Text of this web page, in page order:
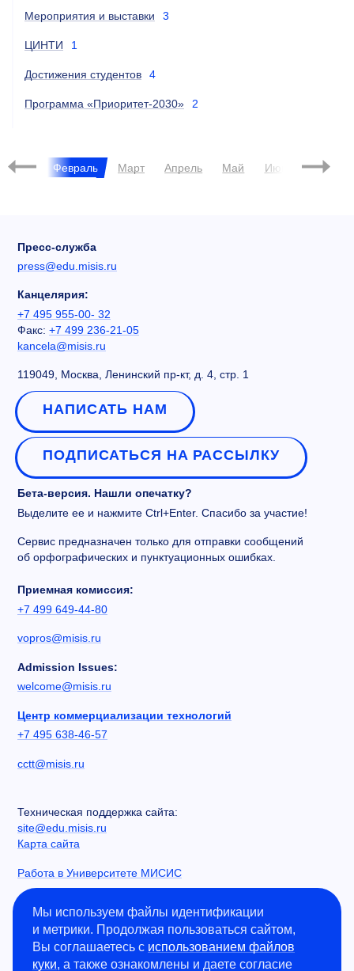
Мероприятия и выставки 3
ЦИНТИ 1
Достижения студентов 4
Программа «Приоритет-2030» 2
Февраль Март Апрель Май Июнь Июль
Пресс-служба
press@edu.misis.ru
Канцелярия:
+7 495 955-00- 32
Факс: +7 499 236-21-05
kancela@misis.ru
119049, Москва, Ленинский пр-кт, д. 4, стр. 1
НАПИСАТЬ НАМ
ПОДПИСАТЬСЯ НА РАССЫЛКУ
Бета-версия. Нашли опечатку?
Выделите ее и нажмите Ctrl+Enter. Спасибо за участие!
Сервис предназначен только для отправки сообщений
об орфографических и пунктуационных ошибках.
Приемная комиссия:
+7 499 649-44-80
vopros@misis.ru
Admission Issues:
welcome@misis.ru
Центр коммерциализации технологий
+7 495 638-46-57
cctt@misis.ru
Техническая поддержка сайта:
site@edu.misis.ru
Карта сайта
Работа в Университете МИСИС
Информация о закупках
Противодействие коррупции
Политика конфиденциальности
Мы используем файлы идентификации
и метрики. Продолжая пользоваться сайтом,
Вы соглашаетесь с использованием файлов
куки, а также ознакомлены и даете согласие